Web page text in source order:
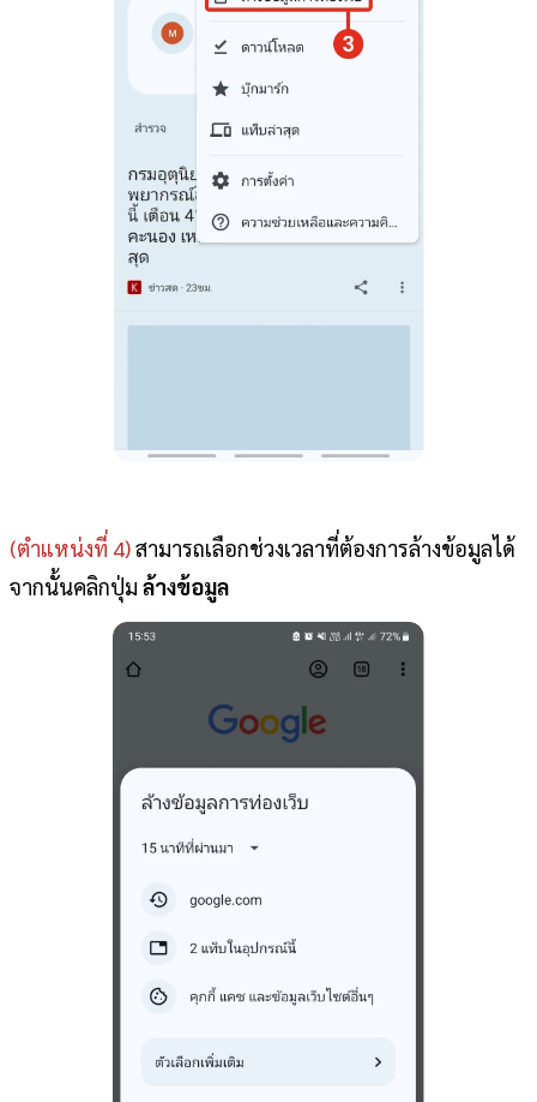
(ตำแหน่งที่ 4)สามารถเลือกช่วงเวลาที่ต้องการล้างข้อมูลได้
จากนั้นคลิกปุ่ม ล้างข้อมูล